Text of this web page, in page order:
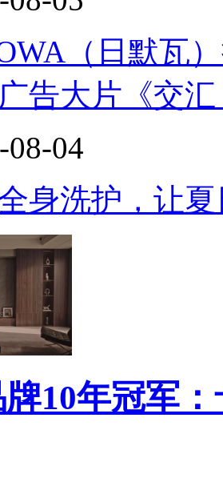
（日默瓦
告大片《交
08-04
身洗护，让
牌10年冠军